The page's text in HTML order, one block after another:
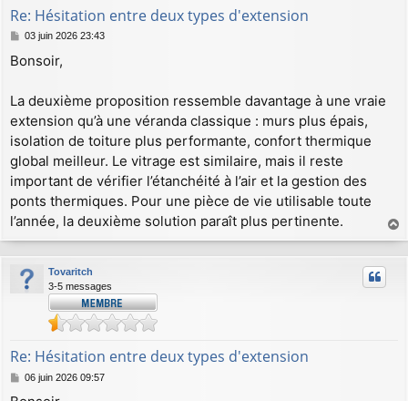
Re: Hésitation entre deux types d'extension
M
s
g
e
03 juin 2026 23:43
Bonsoir,
La deuxième proposition ressemble davantage à une vraie
extension qu’à une véranda classique : murs plus épais,
isolation de toiture plus performante, confort thermique
global meilleur. Le vitrage est similaire, mais il reste
important de vérifier l’étanchéité à l’air et la gestion des
ponts thermiques. Pour une pièce de vie utilisable toute
l’année, la deuxième solution paraît plus pertinente.
a
u
Tovaritch
3-5 messages
Re: Hésitation entre deux types d'extension
M
06 juin 2026 09:57